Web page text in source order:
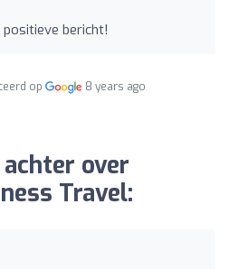
bericht!
op 8 years ago
over
Travel: